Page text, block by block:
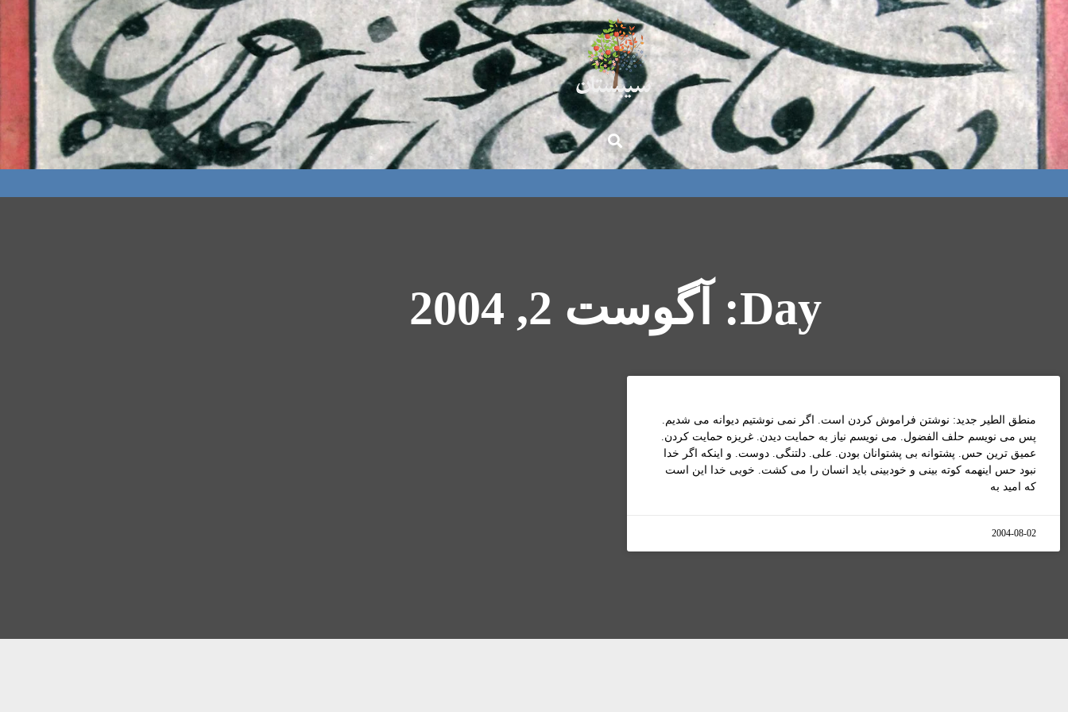
Day: آگوست 2, 2004
منطق الطير جديد: نوشتن فراموش کردن است. اگر نمی نوشتيم ديوانه می شديم.
پس می نويسم حلف الفضول. می نويسم نياز به حمايت ديدن. غريزه حمايت کردن.
عميق ترين حس. پشتوانه بی پشتوانان بودن. علی. دلتنگی. دوست. و اينکه اگر خدا
نبود حس اينهمه کوته بينی و خودبينی بايد انسان را می کشت. خوبی خدا اين است
که اميد به
2004-08-02